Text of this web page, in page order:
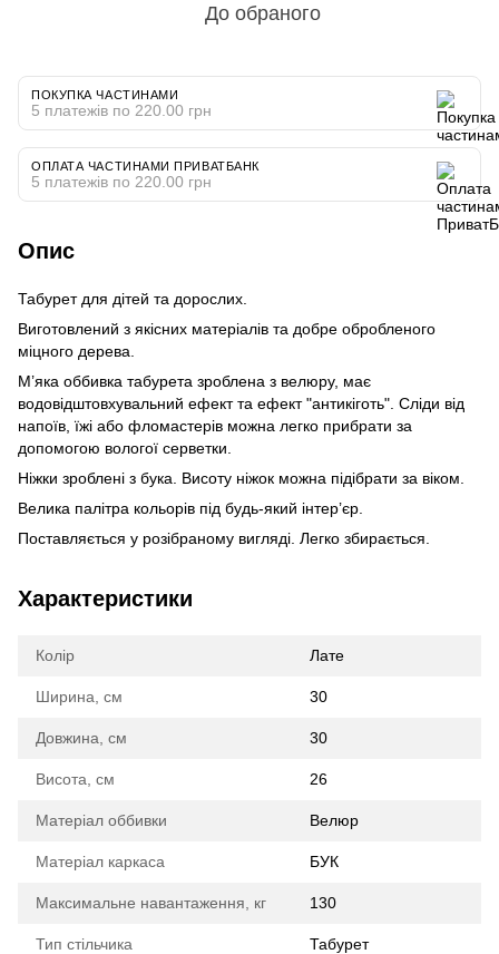
До обраного
ПОКУПКА ЧАСТИНАМИ
5 платежів по 220.00 грн
ОПЛАТА ЧАСТИНАМИ ПРИВАТБАНК
5 платежів по 220.00 грн
Опис
Табурет для дітей та дорослих.
Виготовлений з якісних матеріалів та добре обробленого
міцного дерева.
М’яка оббивка табурета зроблена з велюру, має
водовідштовхувальний ефект та ефект "антикіготь". Сліди від
напоїв, їжі або фломастерів можна легко прибрати за
допомогою вологої серветки.
Ніжки зроблені з бука. Висоту ніжок можна підібрати за віком.
Велика палітра кольорів під будь-який інтер’єр.
Поставляється у розібраному вигляді. Легко збирається.
Характеристики
Колір Лате
Ширина, см 30
Довжина, см 30
Висота, см 26
Матеріал оббивки Велюр
Матеріал каркаса БУК
Максимальне навантаження, кг 130
Тип стільчика Табурет